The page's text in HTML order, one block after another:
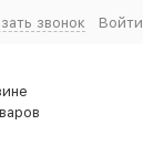
звонок Войти